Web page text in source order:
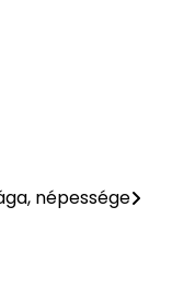
népessége